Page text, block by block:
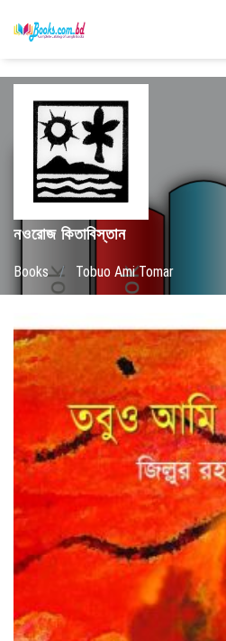
নওরোজ কিতাবিস্তান
Books / Tobuo Ami Tomar